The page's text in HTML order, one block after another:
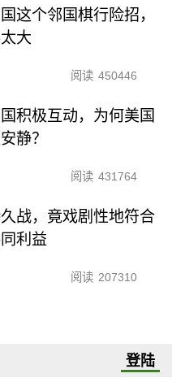
这个邻国棋行险招，
大
阅读 450446
积极互动，为何美国
静？
阅读 431764
战，竟戏剧性地符合
利益
阅读 207310
登陆